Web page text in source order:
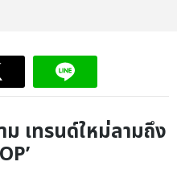
ม เทรนด์ใหม่ลามถึง